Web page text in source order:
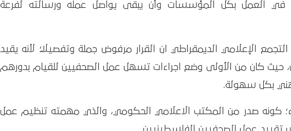
في العمل بكل المؤسسات وأن يبقى يواصل عمله ورسالته لفرعة
الإعلامي الديمقراطي ان القرار مرفوض جملة وتفصيلاً؛ لأنه يقيد
حيث كان من الأولى وضع اجراءات تسهل عمل الصحفيين للقيام بدورهم
بكل سهولة.
كونه صدر من المكتب الاعلامي الحكومي، والذي مهمته تنظيم عمل
عمل الصحفيين الفلسطينيين.